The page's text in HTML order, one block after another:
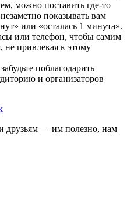
можно поставить где-то
показывать вам
или «осталась 1 минута».
или телефон, чтобы самим
не привлекая к этому
поблагодарить
и организаторов
друзьям — им полезно, нам